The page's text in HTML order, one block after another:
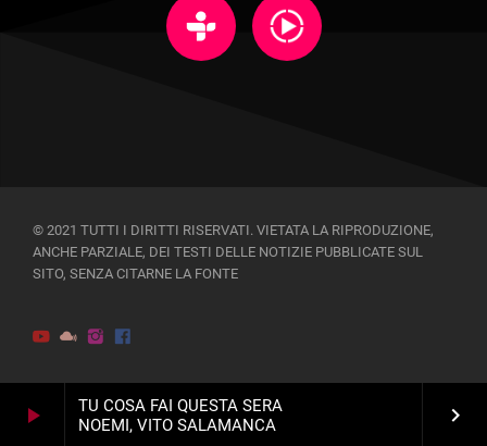
play_arrow
TU COSA FAI QUESTA SERA
NOEMI, VITO SALAMANCA
keyboard_arrow_right
© 2021 TUTTI I DIRITTI RISERVATI. VIETATA LA RIPRODUZIONE,
ANCHE PARZIALE, DEI TESTI DELLE NOTIZIE PUBBLICATE SUL
SITO, SENZA CITARNE LA FONTE